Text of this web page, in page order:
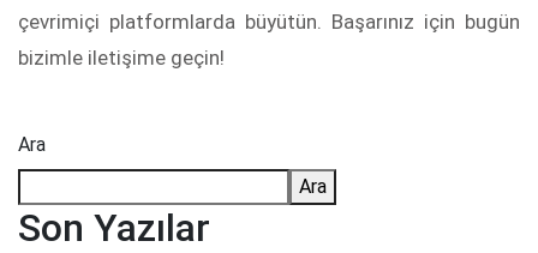
çevrimiçi platformlarda büyütün. Başarınız için bugün
bizimle iletişime geçin!
Ara
Ara
Son Yazılar